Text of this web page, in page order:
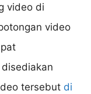
video di
video
tersebut di